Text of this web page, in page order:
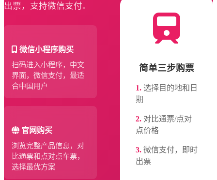
出票，支持微信支付。
微信小程序购买
扫码进入小程序，中文
界面，微信支付，最适
合中国用户
官网购买
浏览完整产品信息，对
比通票和点对点车票，
选择最优方案
简单三步购票
1. 选择目的地和日
期
2. 对比通票/点对
点价格
3. 微信支付，即时
出票